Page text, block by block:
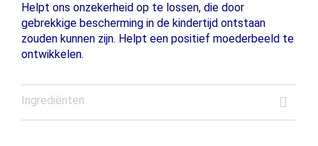
Helpt ons onzekerheid op te lossen, die door
gebrekkige bescherming in de kindertijd ontstaan
zouden kunnen zijn. Helpt een positief moederbeeld te
ontwikkelen.
Ingrediënten